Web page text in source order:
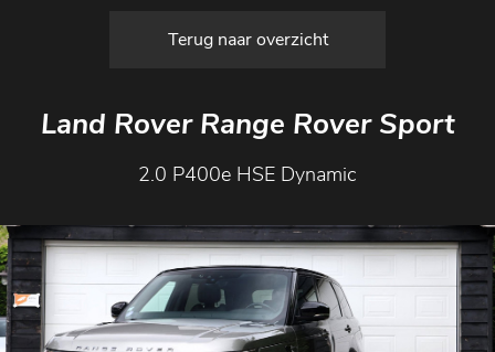
Terug naar overzicht
Land Rover Range Rover Sport
2.0 P400e HSE Dynamic